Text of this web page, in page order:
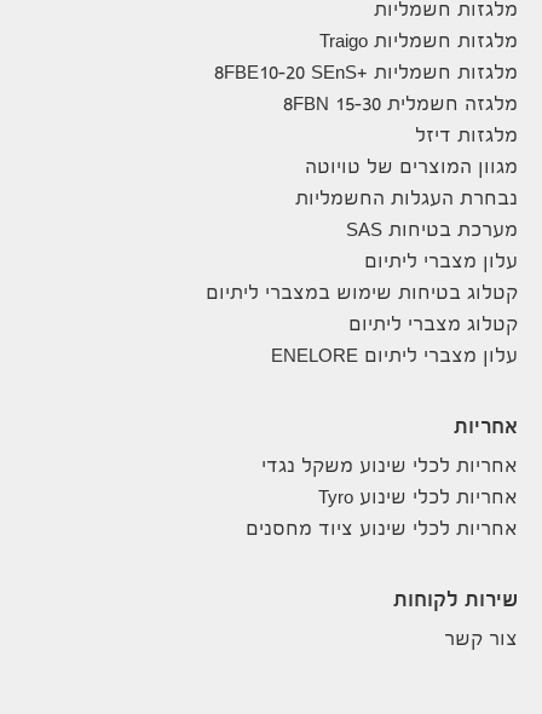
מלגזות חשמליות
מלגזות חשמליות Traigo
מלגזות חשמליות +8FBE10-20 SEnS
מלגזה חשמלית 8FBN 15-30
מלגזות דיזל
מגוון המוצרים של טויוטה
נבחרת העגלות החשמליות
מערכת בטיחות SAS
עלון מצברי ליתיום
קטלוג בטיחות שימוש במצברי ליתיום
קטלוג מצברי ליתיום
עלון מצברי ליתיום ENELORE
אחריות
אחריות לכלי שינוע משקל נגדי
אחריות לכלי שינוע Tyro
אחריות לכלי שינוע ציוד מחסנים
שירות לקוחות
צור קשר